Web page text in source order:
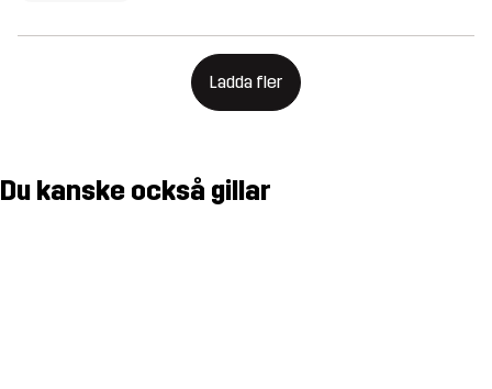
Ladda fler
Du kanske också gillar